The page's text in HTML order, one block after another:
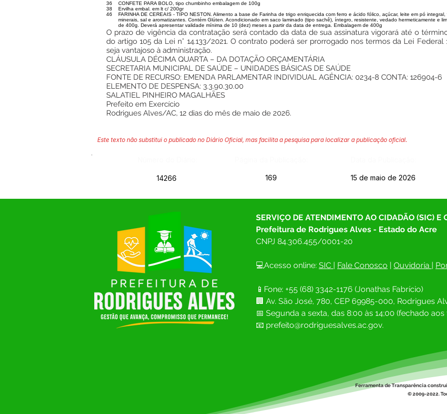
36
CONFETE PARA BOLO, tipo chumbinho embalagem de 100g
38
Ervilha embal. em lt c/ 200gr
46
FARINHA DE CEREAIS - TIPO NESTON. Alimento a base de Farinha de trigo enriquecida com ferro e ácido fólico, açúcar, leite em pó integral,
minerais, sal e aromatizantes. Contém Glúten. Acondicionado em saco laminado (tipo sachê), íntegro, resistente, vedado hermeticamente e
de 400g. Deverá apresentar validade mínima de 10 (dez) meses a partir da data de entrega. Embalagem de 400g
O prazo de vigência da contratação será contado da data de sua assinatura vigorará até o
do artigo 105 da Lei n° 14.133/2021. O contrato poderá ser prorrogado nos termos da Lei Federal
seja vantajoso à administração.
CLÁUSULA DÉCIMA QUARTA – DA DOTAÇÃO ORÇAMENTÁRIA
SECRETARIA MUNICIPAL DE SAÚDE – UNIDADES BÁSICAS DE SAÚDE
FONTE DE RECURSO: EMENDA PARLAMENTAR INDIVIDUAL AGÊNCIA: 0234-8 CONTA: 126904-6
ELEMENTO DE DESPENSA: 3.3.90.30.00
SALATIEL PINHEIRO MAGALHÃES
Prefeito em Exercício
Rodrigues Alves/AC, 12 dias do mês de maio de 2026.
Este texto não substitui o publicado no Diário Oficial, mas facilita a pesquisa para localizar a publicação oficial.
14266 169 15 de maio de 2026
SERVIÇO DE ATENDIMENTO AO CIDADÃO (SIC) E
Prefeitura de Rodrigues Alves - Estado do Acre
CNPJ 84.306.455/0001-20
💻Acesso online: SIC | Fale Conosco | Ouvidoria |
📱Fone: +55 (68) 3342-1176 (Jonathas Fabrício)
🏢 Av. São José, 780, CEP 69985-000, Rodrigues
📅 Segunda a sexta, das 8:00 às 14;00 (fechado
📧 prefeito@rodriguesalves.ac.gov.
Ferramenta de Transparência
© 2009-2022.